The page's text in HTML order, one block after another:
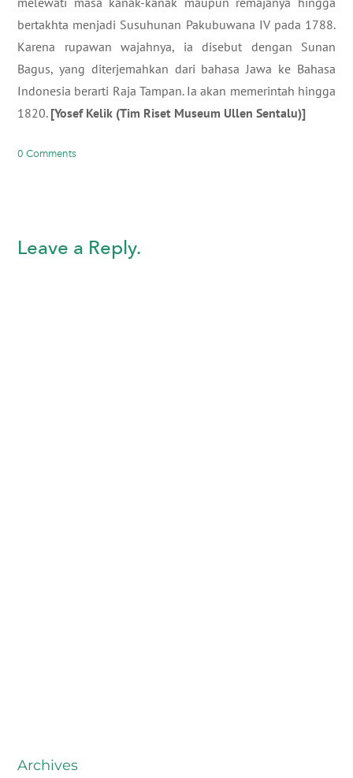
bertakhta menjadi Susuhunan Pakubuwana IV pada 1788.
Karena rupawan wajahnya, ia disebut dengan Sunan
Bagus, yang diterjemahkan dari bahasa Jawa ke Bahasa
Indonesia berarti Raja Tampan. Ia akan memerintah hingga
1820. [Yosef Kelik (Tim Riset Museum Ullen Sentalu)]
0 Comments
Leave a Reply.
Archives